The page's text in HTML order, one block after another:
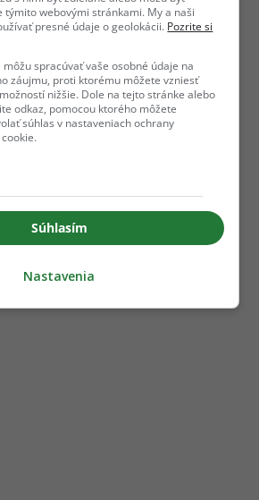
týmito webovými stránkami. My a naši
presné údaje o geolokácii. Pozrite si
spracúvať vaše osobné údaje na
záujmu, proti ktorému môžete vzniesť
nižšie. Dole na tejto stránke alebo
odkaz, pomocou ktorého môžete
súhlas v nastaveniach ochrany
Súhlasím
Nastavenia